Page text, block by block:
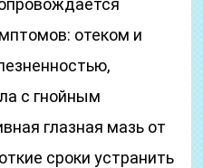
отеком и
с гнойным
глазная мазь от
сроки устранить